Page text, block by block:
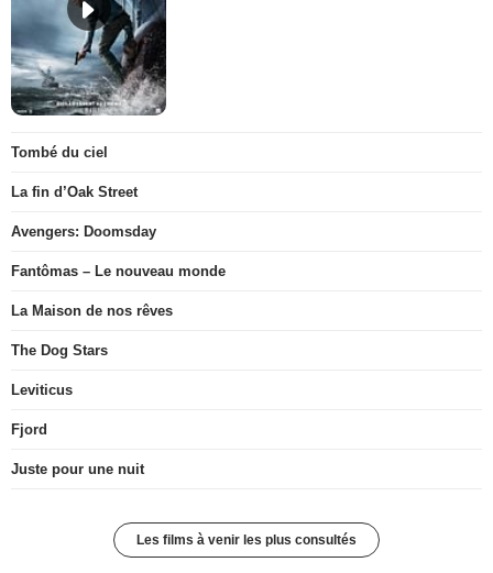
Tombé du ciel
La fin d’Oak Street
Avengers: Doomsday
Fantômas – Le nouveau monde
La Maison de nos rêves
The Dog Stars
Leviticus
Fjord
Juste pour une nuit
Les films à venir les plus consultés